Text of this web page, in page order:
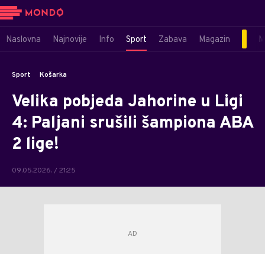
Naslovna Najnovije Info Sport Zabava Magazin
Sport Košarka
Velika pobjeda Jahorine u Ligi
4: Paljani srušili šampiona ABA
2 lige!
09.05.2026. / 21:25